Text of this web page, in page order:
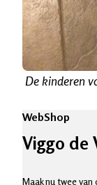
De kinderen
WebShop
Viggo de
Maak nu twee